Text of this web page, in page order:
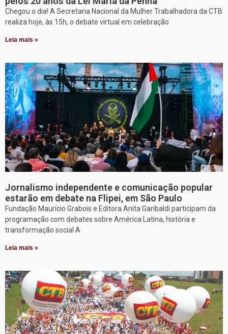
Chegou o dia! A Secretaria Nacional da Mulher Trabalhadora da CTB
realiza hoje, às 15h, o debate virtual em celebração
Leia mais »
Jornalismo independente e comunicação popular
estarão em debate na Flipei, em São Paulo
Fundação Maurício Grabois e Editora Anita Garibaldi participam da
programação com debates sobre América Latina, história e
transformação social A
Leia mais »